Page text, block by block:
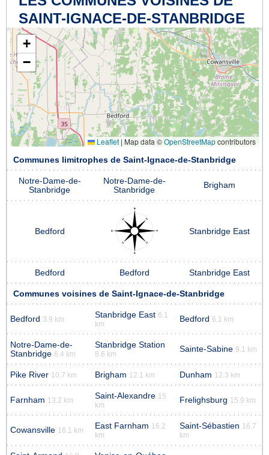
SAINT-IGNACE-DE-STANBRIDGE
+
−
Leaflet | Map data ©OpenStreetMapcontributors
Communes limitrophes de Saint-Ignace-de-Stanbridge
Notre-Dame-de-
Stanbridge
Notre-Dame-de-
Stanbridge
Brigham
Bedford Stanbridge East
Bedford Bedford Stanbridge East
Communes voisines de Saint-Ignace-de-Stanbridge
Bedford 3.9 km Stanbridge East 6.1
km
Bedford 6.1 km
Notre-Dame-de-
Stanbridge 6.4 km
Stanbridge Station
8.6 km
Sainte-Sabine 9.1 km
Pike River 10.7 km Brigham 12.1 km Dunham 12.3 km
Farnham 13.2 km Saint-Alexandre 15
km
Frelighsburg 15.9 km
Cowansville 16.1 km East Farnham 16.2
km
Saint-Sébastien 16.7
km